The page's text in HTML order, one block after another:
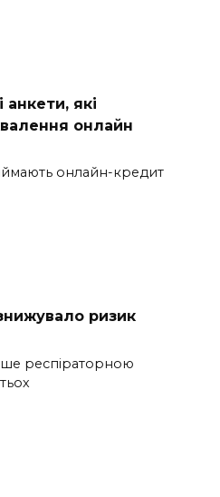
які
онлайн
онлайн-кредит
ризик
респіраторною